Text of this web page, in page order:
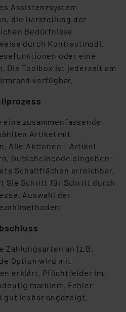
Assistenzsystem
die Darstellung der
Bedürfnisse
durch Kontrastmodi,
oder eine
Die Toolbox ist jederzeit am
verfügbar.
eine zusammenfassende
Artikel mit
Alle Aktionen – Artikel
Gutscheincode eingeben –
Schaltflächen erreichbar.
Sie Schritt für Schritt durch
Auswahl der
an (z.B.
Option wird mit
erklärt. Pflichtfelder im
markiert, Fehler
lesbar angezeigt.